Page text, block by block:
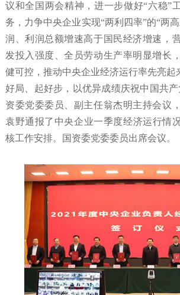
议和全国两会精神，进一步做好“六稳”
务，力争中央企业实现“两利四率”的“两
润、利润总额增速高于国民经济增速，
发投入强度、全员劳动生产率明显增长
健可控，推动中央企业经济运行率先亮起
好局、起好步，以优异成绩庆祝中国共产
资委党委委员、副主任翁杰明主持会议
袁野通报了中央企业一季度经济运行情
核工作安排。国资委党委委员出席会议。